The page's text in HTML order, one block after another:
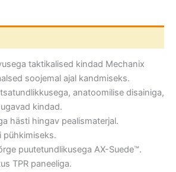
taktikalised kindad Mechanix
soojemal ajal kandmiseks.
anatoomilise disainiga,
kindad.
hästi hingav pealismaterjal.
pühkimiseks.
puutetundlikusega AX-Suede™.
TPR paneeliga.